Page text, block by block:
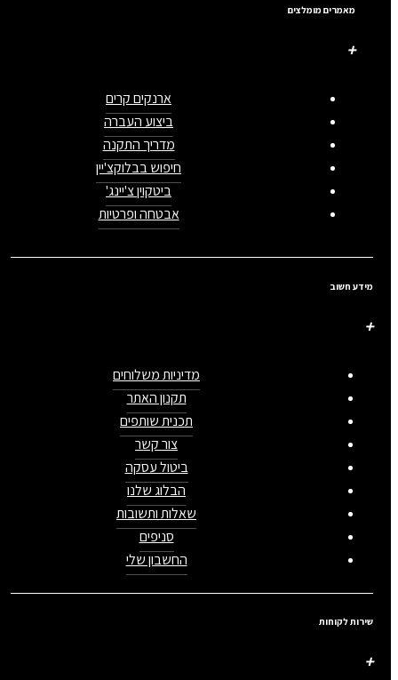
מאמרים מומלצים
ארנקים קרים
ביצוע העברה
מדריך התקנה
חיפוש בבלוקצ'יין
ביטקוין צ'יינג'
אבטחה ופרטיות
מידע חשוב
מדיניות משלוחים
תקנון האתר
תכנית שותפים
צור קשר
ביטול עסקה
הבלוג שלנו
שאלות ותשובות
סניפים
החשבון שלי
שירות לקוחות